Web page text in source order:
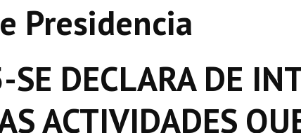
Presidencia
DECLARA DE
ACTIVIDADES